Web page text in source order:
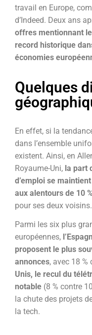
travail en Europe,
d’Indeed. Deux ans
offres mentionnant
record historique
économies
Quelques
En effet, si la
dans l’ensemble
existent. Ainsi, en
Royaume-Uni, la part
d’emploi se
aux alentours de 10
pour ses deux voisins.
Parmi les six plus
européennes,
proposent le plus
annonces, avec 18 %
Unis, le recul du
notable (8 % contre
la chute des projets
la tech.